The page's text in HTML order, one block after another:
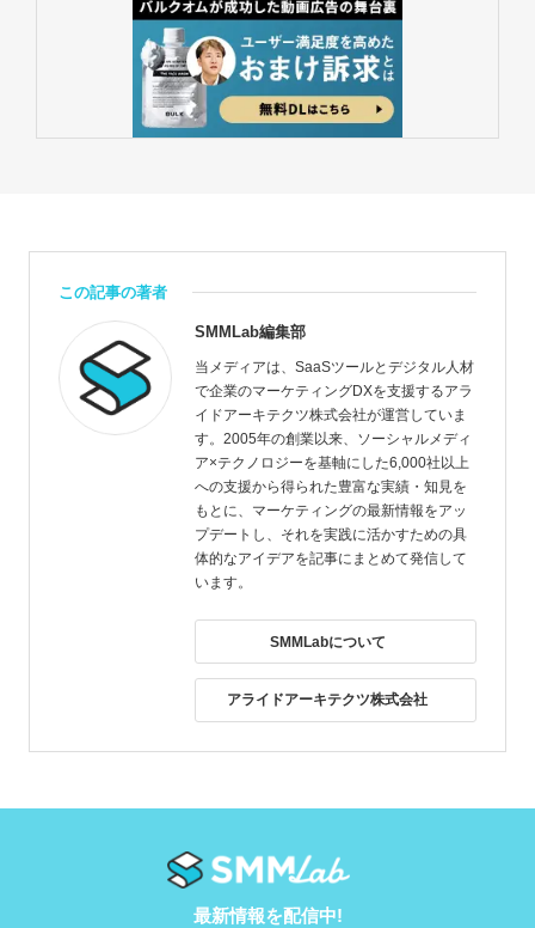
この記事の著者
SMMLab編集部
当メディアは、SaaSツールとデジタル人材
で企業のマーケティングDXを支援するアラ
イドアーキテクツ株式会社が運営していま
す。2005年の創業以来、ソーシャルメディ
ア×テクノロジーを基軸にした6,000社以上
への支援から得られた豊富な実績・知見を
もとに、マーケティングの最新情報をアッ
プデートし、それを実践に活かすための具
体的なアイデアを記事にまとめて発信して
います。
SMMLabについて
アライドアーキテクツ株式会社
最新情報を配信中!